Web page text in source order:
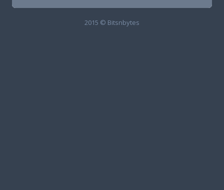
2015 © Bitsnbytes